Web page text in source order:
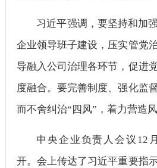
习近平强调，要坚持和加
企业领导班子建设，压实管党
导融入公司治理各环节，促进
度融合。要完善制度、强化监
而不舍纠治“四风”，着力营造
中央企业负责人会议12
开。会上传达了习近平重要指